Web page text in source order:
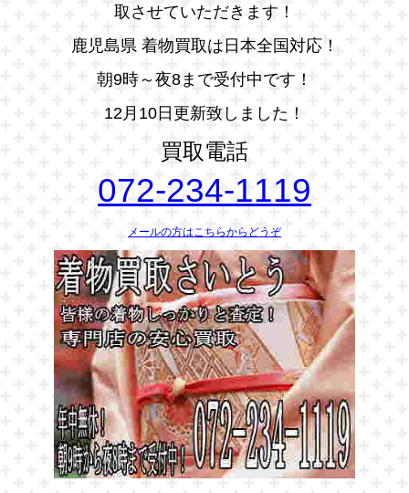
取させていただきます！
鹿児島県 着物買取は日本全国対応！
朝9時～夜8まで受付中です！
12月10日更新致しました！
買取電話
072-234-1119
メールの方はこちらからどうぞ